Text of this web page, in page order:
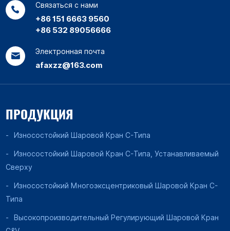
Связаться с нами
+86 151 6663 9560
+86 532 89056666
Электронная почта
afaxzz@163.com
ПРОДУКЦИЯ
Износостойкий Шаровой Кран C-Типа
Износостойкий Шаровой Кран C-Типа, Устанавливаемый
Сверху
Износостойкий Многоэксцентриковый Шаровой Кран C-
Типа
Высокопроизводительный Регулирующий Шаровой Кран